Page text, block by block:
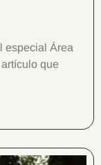
especial Área
que